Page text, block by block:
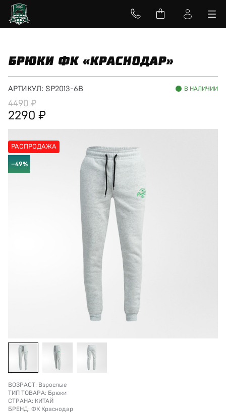
БРЮКИ ФК «КРАСНОДАР»
АРТИКУЛ: SP2013-6B В НАЛИЧИИ
4490
2290
РАСПРОДАЖА
−49%
ВОЗРАСТ: Взрослые
ТИП ТОВАРА: Брюки
СТРАНА: КИТАЙ
БРЕНД: ФК Краснодар